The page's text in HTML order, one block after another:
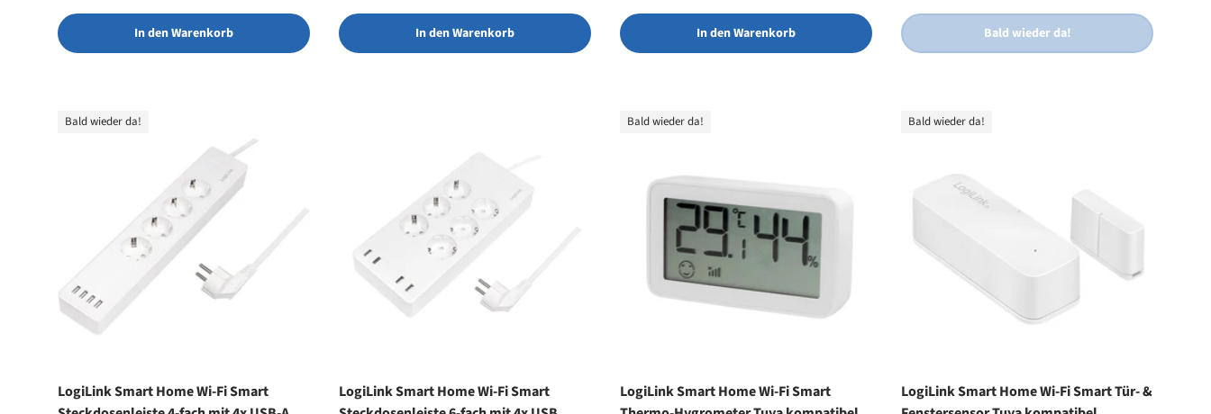
In den Warenkorb In den Warenkorb In den Warenkorb Bald wieder da!
Bald wieder da!
LogiLink Smart Home Wi-Fi Smart
LogiLink Smart Home Wi-Fi Smart
Bald wieder da!
LogiLink Smart Home Wi-Fi Smart
Bald wieder da!
LogiLink Smart Home Wi-Fi Smart Tür- &